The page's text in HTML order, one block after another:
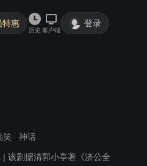
特惠
历史 客户端
登录
笑 神话
该剧据清郭小亭著《济公全